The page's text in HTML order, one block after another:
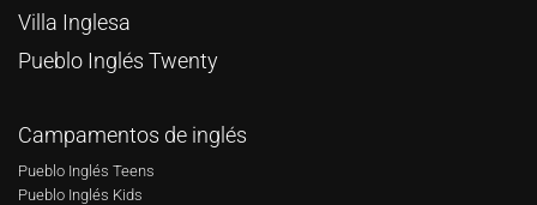
Villa Inglesa
Pueblo Inglés Twenty
Campamentos de inglés
Pueblo Inglés Teens
Pueblo Inglés Kids